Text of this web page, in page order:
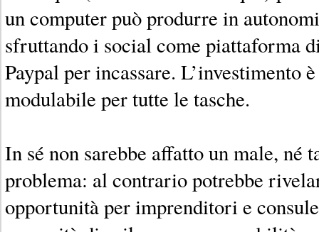
un computer può produrre in
sfruttando i social come piattaforma
Paypal per incassare. L’investimento
modulabile per tutte le tasche.
In sé non sarebbe affatto un male, né
problema: al contrario potrebbe
opportunità per imprenditori e